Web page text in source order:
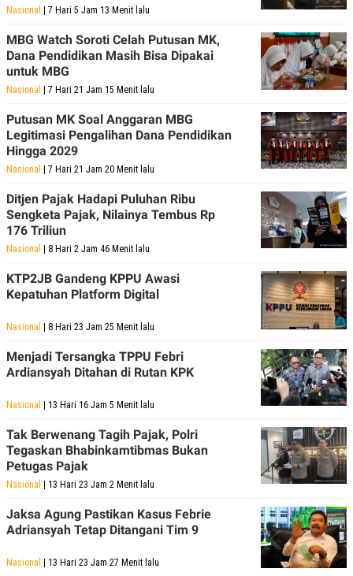
F
K
U
S
B
S
I
N
E
S
I
N
S
I
G
H
S
T
O
C
S
E
T
P
B
E
L
A
J
A
O
E
W
S
E
U
E
R
E
O
I
A
V
K
L
S
K
P
Nasional | 7 Hari 5 Jam 13 Menit lalu
MBG Watch Soroti Celah Putusan MK,
Dana Pendidikan Masih Bisa Dipakai
untuk MBG
Nasional | 7 Hari 21 Jam 15 Menit lalu
Putusan MK Soal Anggaran MBG
Legitimasi Pengalihan Dana Pendidikan
Hingga 2029
Nasional | 7 Hari 21 Jam 20 Menit lalu
Ditjen Pajak Hadapi Puluhan Ribu
Sengketa Pajak, Nilainya Tembus Rp
176 Triliun
Nasional | 8 Hari 2 Jam 46 Menit lalu
KTP2JB Gandeng KPPU Awasi
Kepatuhan Platform Digital
Nasional | 8 Hari 23 Jam 25 Menit lalu
Menjadi Tersangka TPPU Febri
Ardiansyah Ditahan di Rutan KPK
Nasional | 13 Hari 16 Jam 5 Menit lalu
Tak Berwenang Tagih Pajak, Polri
Tegaskan Bhabinkamtibmas Bukan
Petugas Pajak
Nasional | 13 Hari 23 Jam 2 Menit lalu
Jaksa Agung Pastikan Kasus Febrie
Adriansyah Tetap Ditangani Tim 9
Nasional | 13 Hari 23 Jam 27 Menit lalu